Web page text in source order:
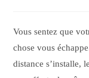
Vous sentez que
chose vous
distance s’installe,